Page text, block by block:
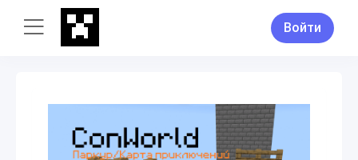
Войти